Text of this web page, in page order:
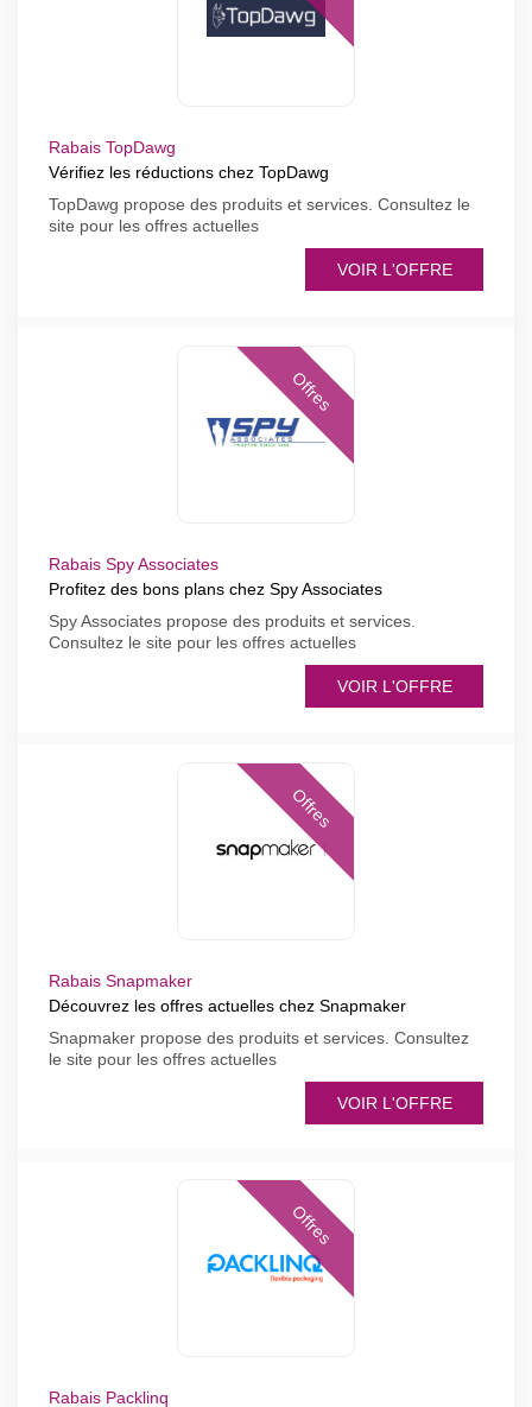
Rabais TopDawg
Vérifiez les réductions chez TopDawg
TopDawg propose des produits et services. Consultez le
site pour les offres actuelles
VOIR L'OFFRE
Offres
Rabais Spy Associates
Profitez des bons plans chez Spy Associates
Spy Associates propose des produits et services.
Consultez le site pour les offres actuelles
VOIR L'OFFRE
Offres
Rabais Snapmaker
Découvrez les offres actuelles chez Snapmaker
Snapmaker propose des produits et services. Consultez
le site pour les offres actuelles
VOIR L'OFFRE
Offres
Rabais Packlinq